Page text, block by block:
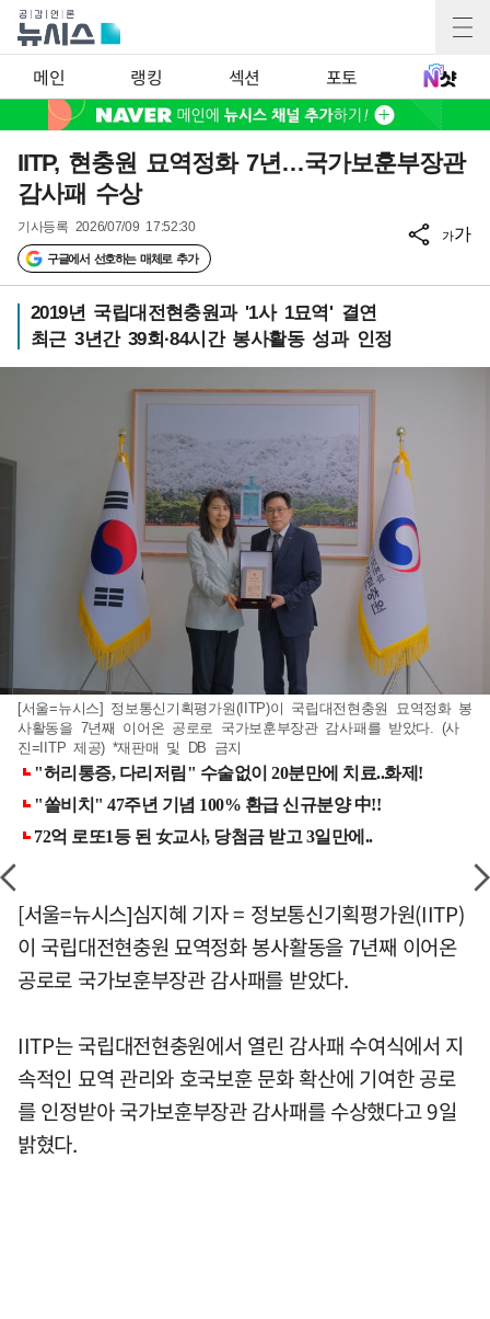
메인 랭킹 섹션 포토
IITP, 현충원 묘역정화 7년…국가보훈부장관
감사패 수상
기사등록 2026/07/09 17:52:30
구글에서 선호하는 매체로 추가
가가
2019년 국립대전현충원과 '1사 1묘역' 결연
최근 3년간 39회·84시간 봉사활동 성과 인정
[서울=뉴시스] 정보통신기획평가원(IITP)이 국립대전현충원 묘역정화 봉
사활동을 7년째 이어온 공로로 국가보훈부장관 감사패를 받았다. (사
진=IITP 제공) *재판매 및 DB 금지
[서울=뉴시스]심지혜 기자 = 정보통신기획평가원(IITP)
이 국립대전현충원 묘역정화 봉사활동을 7년째 이어온
공로로 국가보훈부장관 감사패를 받았다.
IITP는 국립대전현충원에서 열린 감사패 수여식에서 지
속적인 묘역 관리와 호국보훈 문화 확산에 기여한 공로
를 인정받아 국가보훈부장관 감사패를 수상했다고 9일
밝혔다.